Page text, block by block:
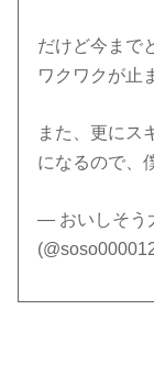
だけど今まで
ワクワクが止
また、更にス
になるので、
— おいしそう